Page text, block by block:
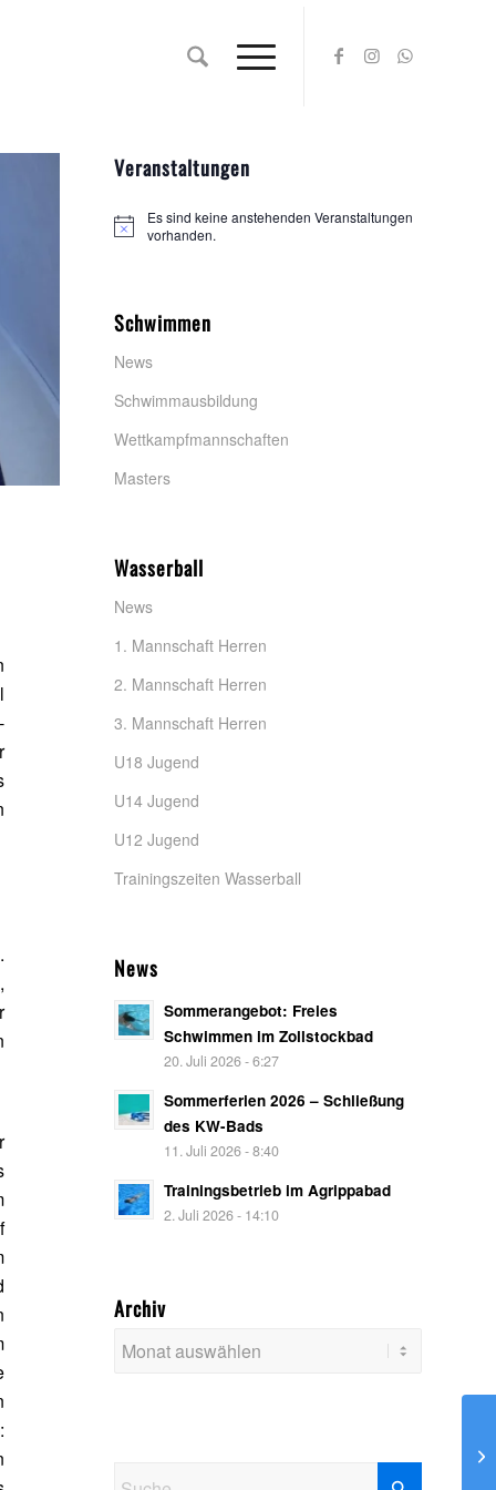
Veranstaltungen
Hinweis
Es sind keine anstehenden Veranstaltungen
vorhanden.
Schwimmen
News
Schwimmausbildung
Wettkampfmannschaften
Masters
Wasserball
News
1. Mannschaft Herren
2. Mannschaft Herren
3. Mannschaft Herren
U18 Jugend
U14 Jugend
U12 Jugend
Trainingszeiten Wasserball
News
Sommerangebot: Freies
Schwimmen im Zollstockbad
20. Juli 2026 - 6:27
Sommerferien 2026 – Schließung
des KW-Bads
11. Juli 2026 - 8:40
Trainingsbetrieb im Agrippabad
2. Juli 2026 - 14:10
Archiv